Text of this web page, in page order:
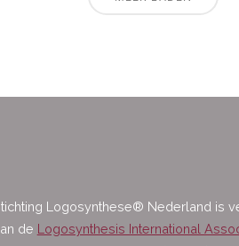
Logosynthese® Nederland is
de Logosynthesis International